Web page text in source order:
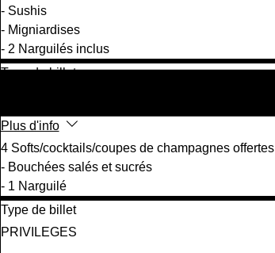
- Sushis
- Migniardises
- 2 Narguilés inclus
Type de billet
Plus d'info
4 Softs/cocktails/coupes de champagnes offertes
- Bouchées salés et sucrés
- 1 Narguilé
Type de billet
PRIVILEGES